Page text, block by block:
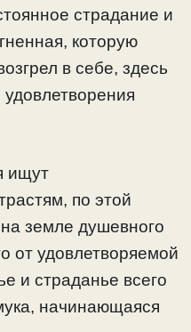
страдание и
которую
в себе, здесь
ищут
по этой
земле душевного
от удовлетворяемой
и страданье всего
начинающаяся